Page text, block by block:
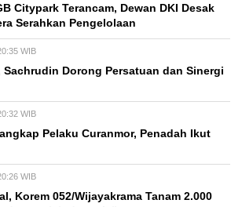
Citypark Terancam, Dewan DKI Desak
Serahkan Pengelolaan
WIB
Sachrudin Dorong Persatuan dan Sinergi
WIB
Pelaku Curanmor, Penadah Ikut
WIB
Korem 052/Wijayakrama Tanam 2.000